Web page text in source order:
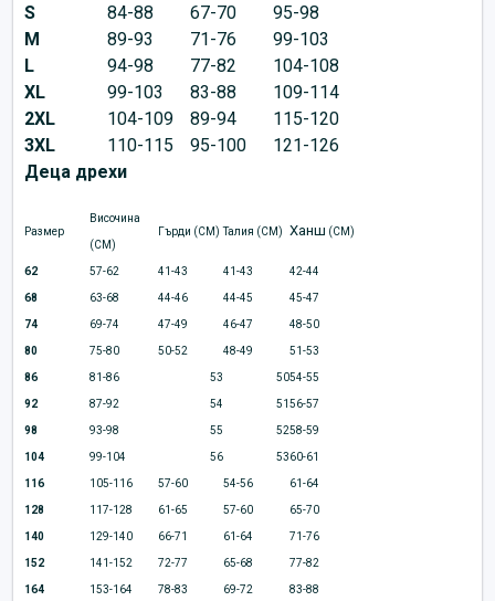
S 84-88 67-70
95-98
M
89-93 71-76
99-103
L
94-98 77-82
104-108
XL
99-103 83-88
109-114
2XL
104-109 89-94
115-120
3XL
110-115 95-100
121-126
Деца дрехи
Размер
Височина
(CM)
Гърди (CM) Талия (CM) Ханш (CM)
62 57-62 41-43 41-43 42-44
68 63-68 44-46 44-45 45-47
74 69-74 47-49 46-47 48-50
80 75-80 50-52 48-49 51-53
86 81-86 53 5054-55
92 87-92 54 5156-57
98 93-98 55 5258-59
104 99-104 56 5360-61
116 105-116 57-60 54-56 61-64
128 117-128 61-65 57-60 65-70
140 129-140 66-71 61-64 71-76
152 141-152 72-77 65-68 77-82
164 153-164 78-83 69-72 83-88